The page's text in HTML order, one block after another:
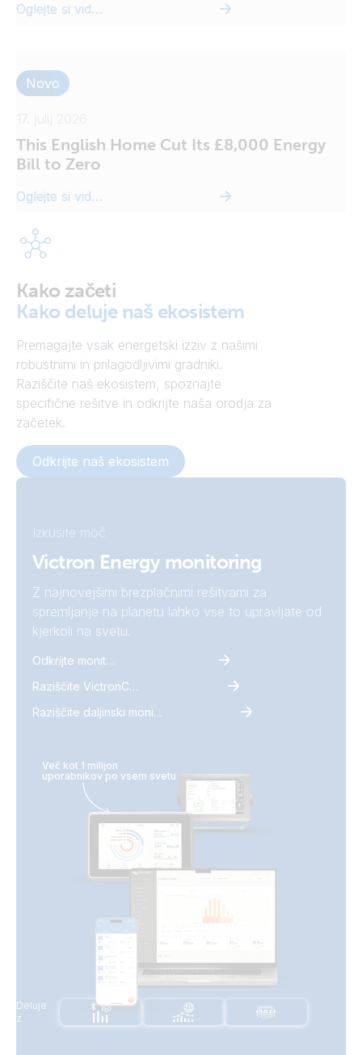
Oglejte si video
Novo
This English Home Cut Its £8,000 Energy
Bill to Zero
Oglejte si video
Kako začeti
Kako deluje naš ekosistem
Premagajte vsak energetski izziv z našimi
robustnimi in prilagodljivimi gradniki.
Raziščite naš ekosistem, spoznajte
specifične rešitve in odkrijte naša orodja za
začetek.
Odkrijte naš ekosistem
Izkusite moč
Victron Energy monitoring
Z najnovejšimi brezplačnimi rešitvami za
spremljanje na planetu lahko vse to upravljate od
kjerkoli na svetu.
Odkrijte monitoring
Raziščite VictronConnect
Raziščite daljinski monitoring Victron
Več kot 1 milijon
uporabnikov po vsem svetu
Deluje
z